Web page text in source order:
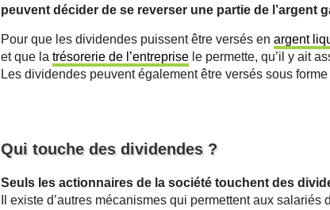
peuvent décider de se reverser une partie de l’argent
Pour que les dividendes puissent être versés en argent
et que la trésorerie de l’entreprise le permette, qu’il y ait
Les dividendes peuvent également être versés sous
Qui touche des dividendes ?
Seuls les actionnaires de la société touchent des
Il existe d’autres mécanismes qui permettent aux